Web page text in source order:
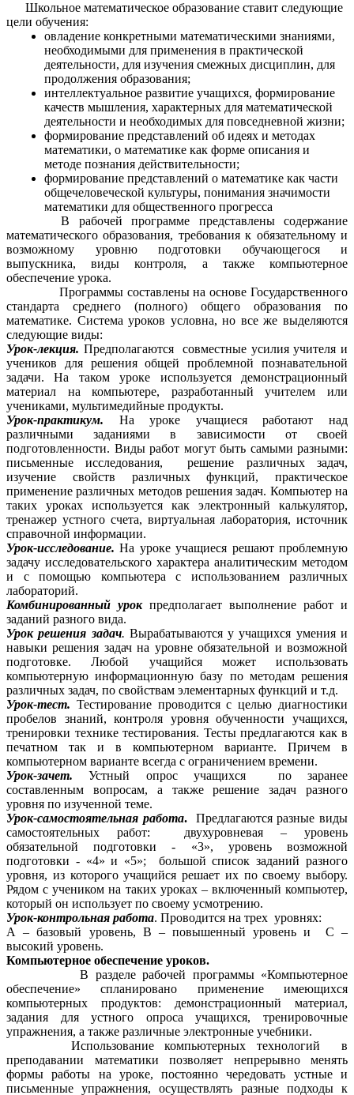
Школьное математическое образование ставит следующие
цели обучения:
овладение конкретными математическими знаниями,
необходимыми для применения в практической
деятельности, для изучения смежных дисциплин, для
продолжения образования;
интеллектуальное развитие учащихся, формирование
качеств мышления, характерных для математической
деятельности и необходимых для повседневной жизни;
формирование представлений об идеях и методах
математики, о математике как форме описания и
методе познания действительности;
формирование представлений о математике как части
общечеловеческой культуры, понимания значимости
математики для общественного прогресса
В рабочей программе представлены содержание
математического образования, требования к обязательному и
возможному уровню подготовки обучающегося и
выпускника, виды контроля, а также компьютерное
обеспечение урока.
Программы составлены на основе Государственного
стандарта среднего (полного) общего образования по
математике. Система уроков условна, но все же выделяются
следующие виды:
Урок-лекция. Предполагаются совместные усилия учителя и
учеников для решения общей проблемной познавательной
задачи. На таком уроке используется демонстрационный
материал на компьютере, разработанный учителем или
учениками, мультимедийные продукты.
Урок-практикум. На уроке учащиеся работают над
различными заданиями в зависимости от своей
подготовленности. Виды работ могут быть самыми разными:
письменные исследования, решение различных задач,
изучение свойств различных функций, практическое
применение различных методов решения задач. Компьютер на
таких уроках используется как электронный калькулятор,
тренажер устного счета, виртуальная лаборатория, источник
справочной информации.
Урок-исследование. На уроке учащиеся решают проблемную
задачу исследовательского характера аналитическим методом
и с помощью компьютера с использованием различных
лабораторий.
Комбинированный урокпредполагает выполнение работ и
заданий разного вида.
Урок решения задач. Вырабатываются у учащихся умения и
навыки решения задач на уровне обязательной и возможной
подготовке. Любой учащийся может использовать
компьютерную информационную базу по методам решения
различных задач, по свойствам элементарных функций и т.д.
Урок-тест. Тестирование проводится с целью диагностики
пробелов знаний, контроля уровня обученности учащихся,
тренировки технике тестирования. Тесты предлагаются как в
печатном так и в компьютерном варианте. Причем в
компьютерном варианте всегда с ограничением времени.
Урок-зачет. Устный опрос учащихся по заранее
составленным вопросам, а также решение задач разного
уровня по изученной теме.
Урок-самостоятельная работа.Предлагаются разные виды
самостоятельных работ: двухуровневая – уровень
обязательной подготовки - «3», уровень возможной
подготовки - «4» и «5»; большой список заданий разного
уровня, из которого учащийся решает их по своему выбору.
Рядом с учеником на таких уроках – включенный компьютер,
который он использует по своему усмотрению.
Урок-контрольная работа. Проводится на трех уровнях:
А – базовый уровень, В – повышенный уровень и С –
высокий уровень.
Компьютерное обеспечение уроков.
В разделе рабочей программы «Компьютерное
обеспечение» спланировано применение имеющихся
компьютерных продуктов: демонстрационный материал,
задания для устного опроса учащихся, тренировочные
упражнения, а также различные электронные учебники.
Использование компьютерных технологий в
преподавании математики позволяет непрерывно менять
формы работы на уроке, постоянно чередовать устные и
письменные упражнения, осуществлять разные подходы к